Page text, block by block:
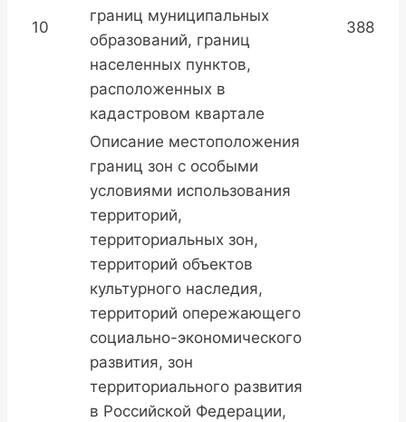
10
границ муниципальных
образований, границ
населенных пунктов,
расположенных в
кадастровом квартале
388
Описание местоположения
границ зон с особыми
условиями использования
территорий,
территориальных зон,
территорий объектов
культурного наследия,
территорий опережающего
социально-экономического
развития, зон
территориального развития
в Российской Федерации,